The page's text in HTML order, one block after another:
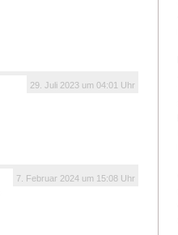
29. Juli 2023 um 04:01 Uhr
7. Februar 2024 um 15:08 Uhr